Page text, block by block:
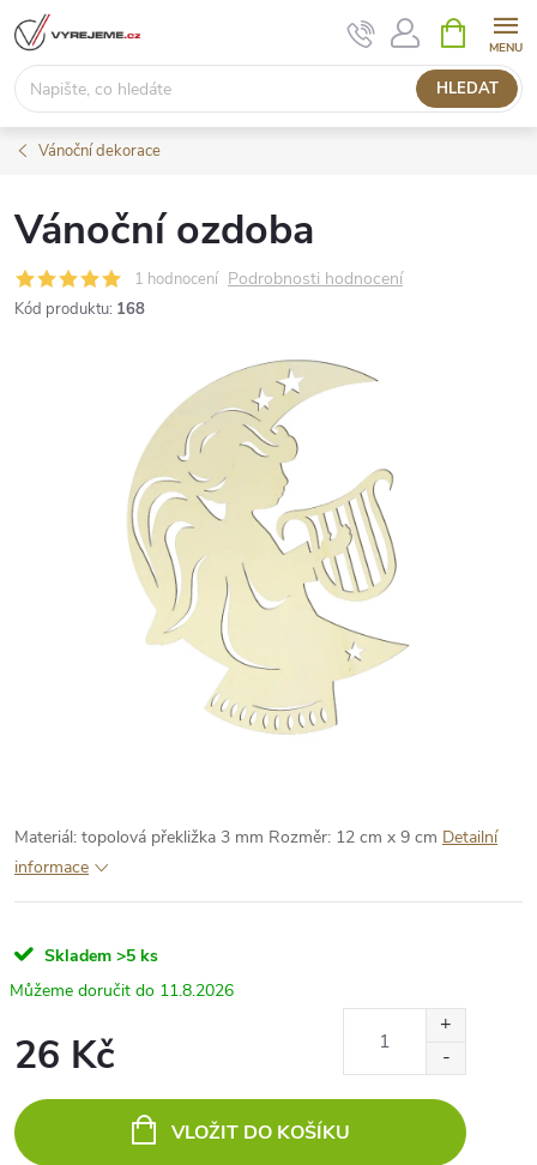
Přejít
na
obsah
HLEDAT
NÁKUPNÍ
KOŠÍK
Vánoční dekorace
Vánoční ozdoba
1 hodnocení Podrobnosti hodnocení
Kód produktu: 168
Materiál: topolová překližka 3 mm Rozměr: 12 cm x 9 cm Detailní
informace
Skladem >5 ks
11.8.2026
26 Kč
cena:
VLOŽIT DO KOŠÍKU